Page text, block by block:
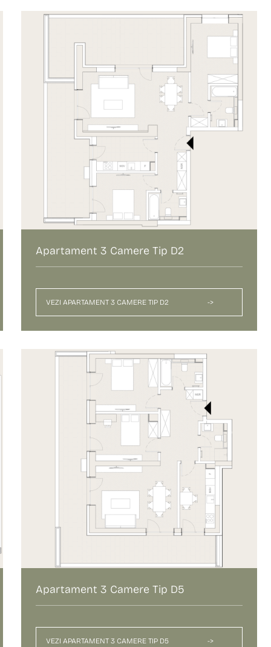
Apartament 3 Camere Tip D2
VEZI APARTAMENT 3 CAMERE TIP D2 ->
Apartament 3 Camere Tip D5
VEZI APARTAMENT 3 CAMERE TIP D5 ->